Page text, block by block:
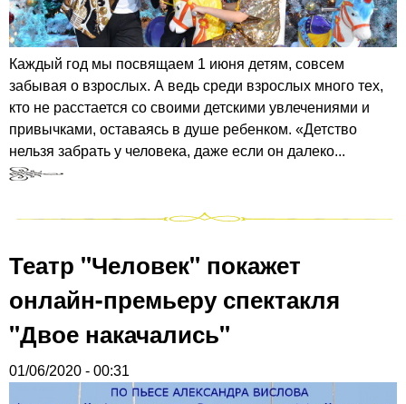
Каждый год мы посвящаем 1 июня детям, совсем
забывая о взрослых. А ведь среди взрослых много тех,
кто не расстается со своими детскими увлечениями и
привычками, оставаясь в душе ребенком. «Детство
нельзя забрать у человека, даже если он далеко...
Театр "Человек" покажет
онлайн-премьеру спектакля
"Двое накачались"
01/06/2020 - 00:31